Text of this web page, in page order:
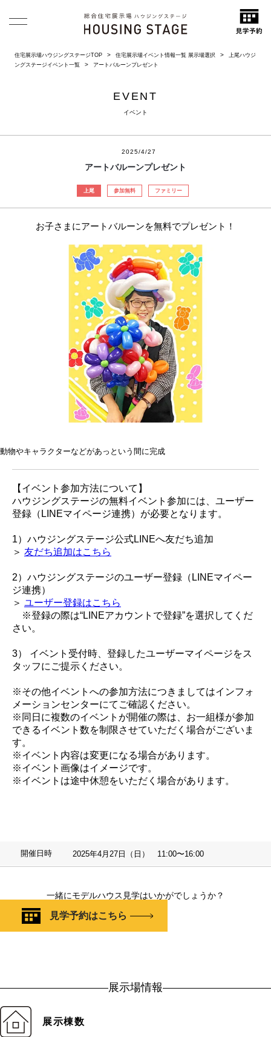
住宅展示場ハウジングステージTOP 住宅展示場イベント情報一覧 展示場選択
上尾ハウジ
ングステージイベント一覧
アートバルーンプレゼント
EVENT
イベント
2025/4/27
アートバルーンプレゼント
上尾 参加無料 ファミリー
お子さまにアートバルーンを無料でプレゼント！
動物やキャラクターなどがあっという間に完成
【イベント参加方法について】
ハウジングステージの無料イベント参加には、ユーザー
登録（LINEマイページ連携）が必要となります。
1）ハウジングステージ公式LINEへ友だち追加
＞ 友だち追加はこちら
2）ハウジングステージのユーザー登録（LINEマイペー
ジ連携）
＞ ユーザー登録はこちら
※登録の際は“LINEアカウントで登録”を選択してくだ
さい。
3） イベント受付時、登録したユーザーマイページをス
タッフにご提示ください。
※その他イベントへの参加方法につきましてはインフォ
メーションセンターにてご確認ください。
※同日に複数のイベントが開催の際は、お一組様が参加
できるイベント数を制限させていただく場合がございま
す。
※イベント内容は変更になる場合があります。
※イベント画像はイメージです。
※イベントは途中休憩をいただく場合があります。
開催日時 2025年4月27日（日） 11:00〜16:00
一緒にモデルハウス見学はいかがでしょうか？
見学予約はこちら
展示場情報
展示棟数